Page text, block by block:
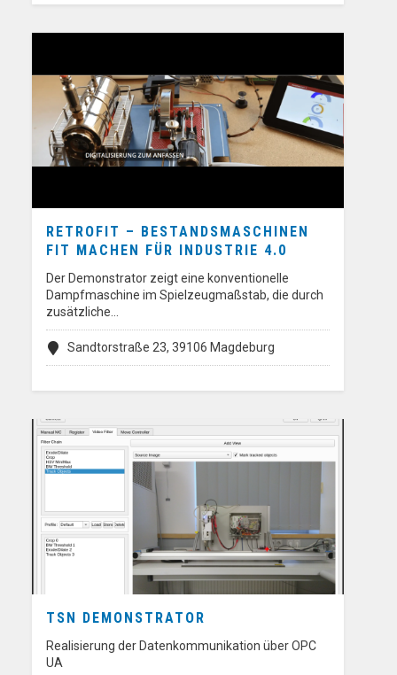
RETROFIT – BESTANDSMASCHINEN
FIT MACHEN FÜR INDUSTRIE 4.0
Der Demonstrator zeigt eine konventionelle
Dampfmaschine im Spielzeugmaßstab, die durch
zusätzliche…
Sandtorstraße 23, 39106 Magdeburg
TSN DEMONSTRATOR
Realisierung der Datenkommunikation über OPC
UA